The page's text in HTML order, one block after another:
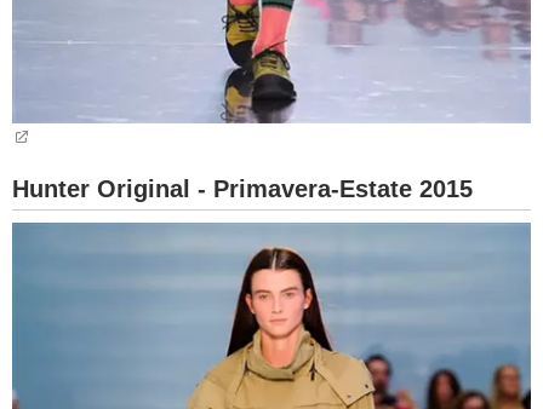
Hunter Original - Primavera-Estate 2015